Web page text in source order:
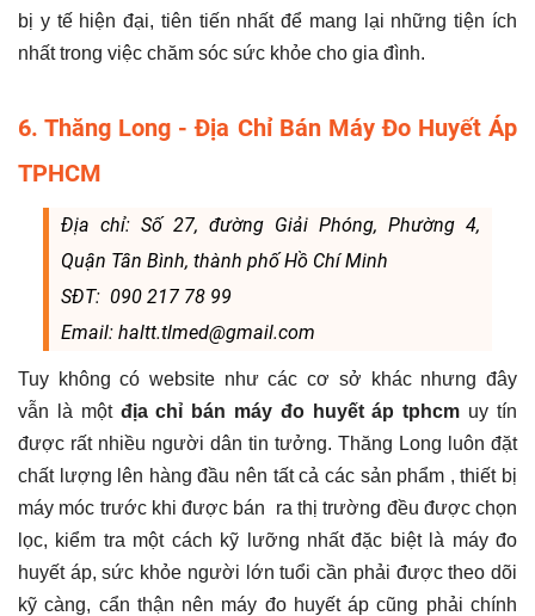
bị y tế hiện đại, tiên tiến nhất để mang lại những tiện ích
nhất trong việc chăm sóc sức khỏe cho gia đình.
6. Thăng Long - Địa Chỉ Bán Máy Đo Huyết Áp
TPHCM
Địa chỉ: Số 27, đường Giải Phóng, Phường 4,
Quận Tân Bình, thành phố Hồ Chí Minh
SĐT: 090 217 78 99
Email: haltt.tlmed@gmail.com
Tuy không có website như các cơ sở khác nhưng đây
vẫn là một địa chỉ bán máy đo huyết áp tphcm uy tín
được rất nhiều người dân tin tưởng. Thăng Long luôn đặt
chất lượng lên hàng đầu nên tất cả các sản phẩm , thiết bị
máy móc trước khi được bán ra thị trường đều được chọn
lọc, kiểm tra một cách kỹ lưỡng nhất đặc biệt là máy đo
huyết áp, sức khỏe người lớn tuổi cần phải được theo dõi
kỹ càng, cẩn thận nên máy đo huyết áp cũng phải chính